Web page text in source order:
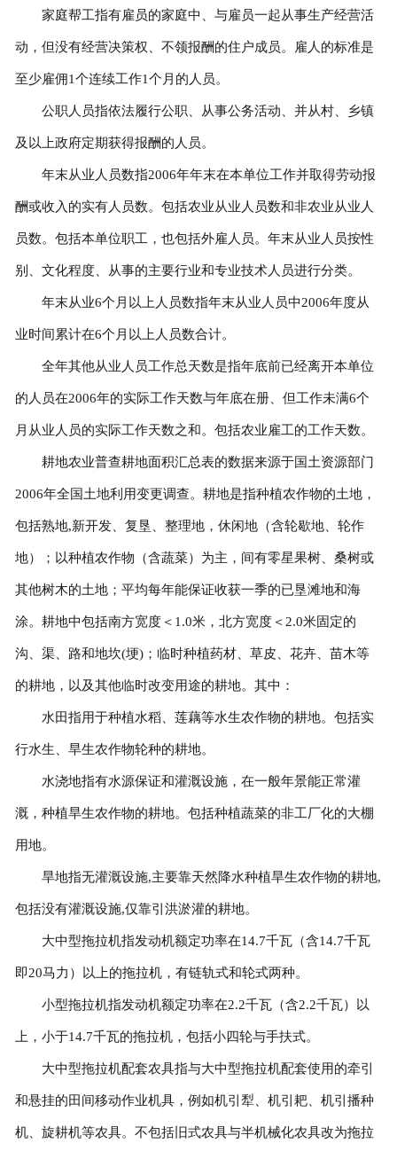
家庭帮工指有雇员的家庭中、与雇员一起从事生产经营活
动，但没有经营决策权、不领报酬的住户成员。雇人的标准是
至少雇佣1个连续工作1个月的人员。
公职人员指依法履行公职、从事公务活动、并从村、乡镇
及以上政府定期获得报酬的人员。
年末从业人员数指2006年年末在本单位工作并取得劳动报
酬或收入的实有人员数。包括农业从业人员数和非农业从业人
员数。包括本单位职工，也包括外雇人员。年末从业人员按性
别、文化程度、从事的主要行业和专业技术人员进行分类。
年末从业6个月以上人员数指年末从业人员中2006年度从
业时间累计在6个月以上人员数合计。
全年其他从业人员工作总天数是指年底前已经离开本单位
的人员在2006年的实际工作天数与年底在册、但工作未满6个
月从业人员的实际工作天数之和。包括农业雇工的工作天数。
耕地农业普查耕地面积汇总表的数据来源于国土资源部门
2006年全国土地利用变更调查。耕地是指种植农作物的土地，
包括熟地,新开发、复垦、整理地，休闲地（含轮歇地、轮作
地）；以种植农作物（含蔬菜）为主，间有零星果树、桑树或
其他树木的土地；平均每年能保证收获一季的已垦滩地和海
涂。耕地中包括南方宽度＜1.0米，北方宽度＜2.0米固定的
沟、渠、路和地坎(埂)；临时种植药材、草皮、花卉、苗木等
的耕地，以及其他临时改变用途的耕地。其中：
水田指用于种植水稻、莲藕等水生农作物的耕地。包括实
行水生、旱生农作物轮种的耕地。
水浇地指有水源保证和灌溉设施，在一般年景能正常灌
溉，种植旱生农作物的耕地。包括种植蔬菜的非工厂化的大棚
用地。
旱地指无灌溉设施,主要靠天然降水种植旱生农作物的耕地,
包括没有灌溉设施,仅靠引洪淤灌的耕地。
大中型拖拉机指发动机额定功率在14.7千瓦（含14.7千瓦
即20马力）以上的拖拉机，有链轨式和轮式两种。
小型拖拉机指发动机额定功率在2.2千瓦（含2.2千瓦）以
上，小于14.7千瓦的拖拉机，包括小四轮与手扶式。
大中型拖拉机配套农具指与大中型拖拉机配套使用的牵引
和悬挂的田间移动作业机具，例如机引犁、机引耙、机引播种
机、旋耕机等农具。不包括旧式农具与半机械化农具改为拖拉